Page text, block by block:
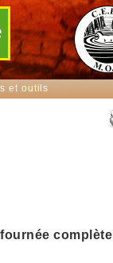
et outils
fournée complète